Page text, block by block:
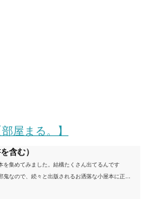
屋まる。】
含む）
を集めてみました。結構たくさん出てるんです
鬼なので、続々と出版されるお洒落な小屋本に正直